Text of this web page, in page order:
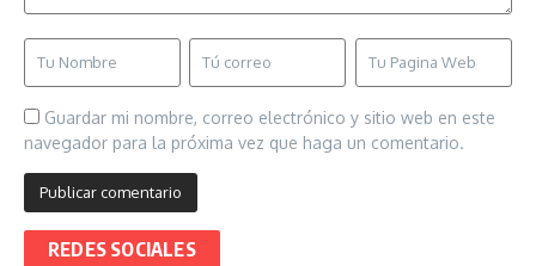
Guardar mi nombre, correo electrónico y sitio web en este
navegador para la próxima vez que haga un comentario.
REDES SOCIALES